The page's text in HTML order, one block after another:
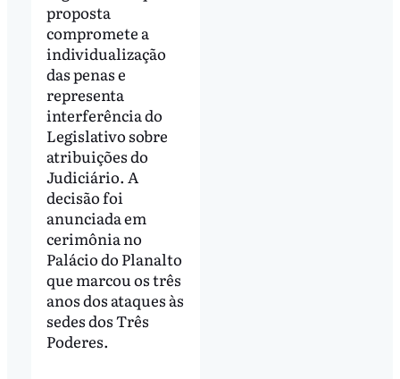
proposta
compromete a
individualização
das penas e
representa
interferência do
Legislativo sobre
atribuições do
Judiciário. A
decisão foi
anunciada em
cerimônia no
Palácio do Planalto
que marcou os três
anos dos ataques às
sedes dos Três
Poderes.